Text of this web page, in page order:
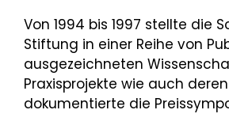
Von 1994 bis 1997 stellte die
Stiftung in einer Reihe von
ausgezeichneten
Praxisprojekte wie auch
dokumentierte die